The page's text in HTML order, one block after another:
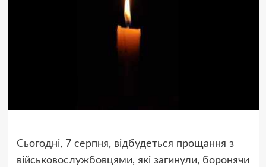
Сьогодні, 7 серпня, відбудеться прощання з
військовослужбовцями, які загинули, боронячи